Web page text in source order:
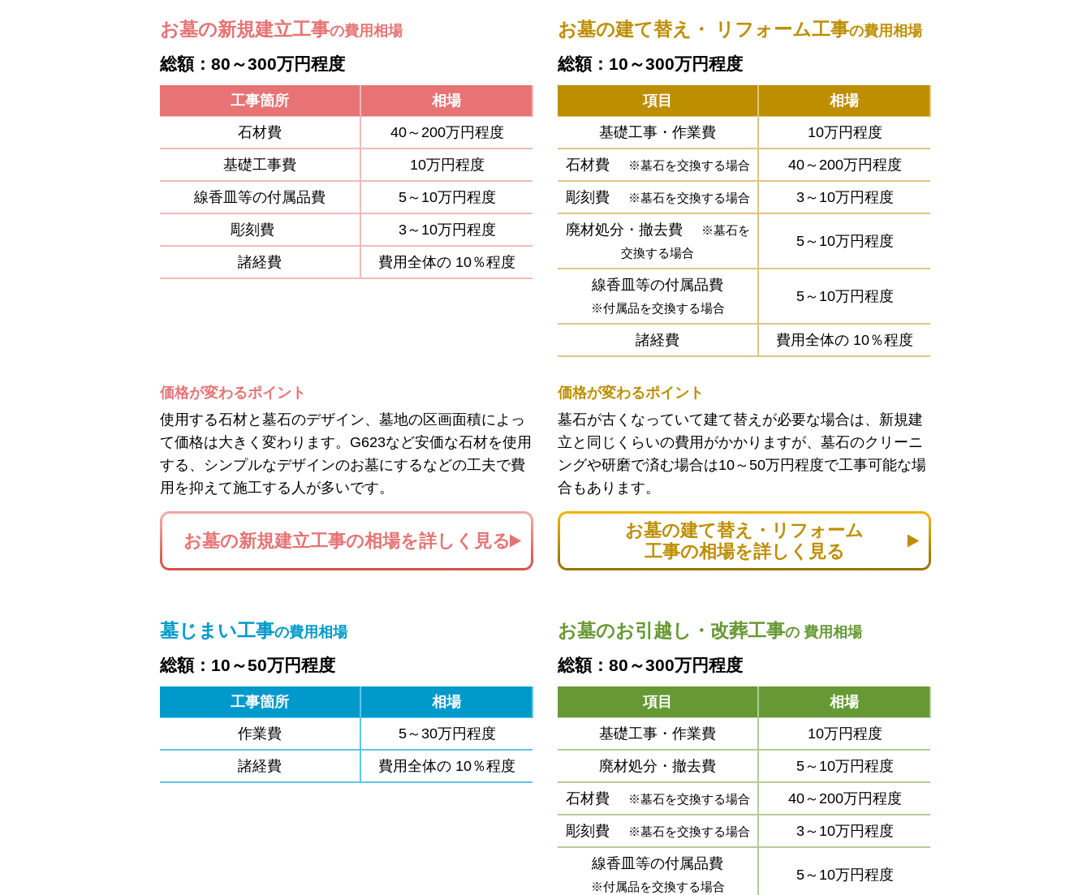
お墓の新規建立工事の費用相場
総額：80～300万円程度
工事箇所
相場
石材費
40～200万円程度
基礎工事費
10万円程度
線香皿等の付属品費
5～10万円程度
彫刻費
3～10万円程度
諸経費
費用全体の 10％程度
価格が変わるポイント
使用する石材と墓石のデザイン、墓地の区画面積によっ
て価格は大きく変わります。G623など安価な石材を使用
する、シンプルなデザインのお墓にするなどの工夫で費
用を抑えて施工する人が多いです。
お墓の新規建立工事の相場を詳しく見る
お墓の建て替え・ リフォーム工事の費用相場
総額：10～300万円程度
項目
相場
基礎工事・作業費
10万円程度
石材費
※墓石を交換する場合
40～200万円程度
彫刻費
※墓石を交換する場合
3～10万円程度
廃材処分・撤去費
※墓石を
交換する場合
5～10万円程度
線香皿等の付属品費
※付属品を交換する場合
5～10万円程度
諸経費 費用全体の 10％程度
価格が変わるポイント
墓石が古くなっていて建て替えが必要な場合は、新規建
立と同じくらいの費用がかかりますが、墓石のクリーニ
ングや研磨で済む場合は10～50万円程度で工事可能な場
合もあります。
お墓の建て替え・リフォーム
工事の相場を詳しく見る
墓じまい工事の費用相場
総額：10～50万円程度
工事箇所
相場
作業費
5～30万円程度
諸経費
費用全体の 10％程度
お墓のお引越し・改葬工事の 費用相場
総額：80～300万円程度
項目
相場
基礎工事・作業費
10万円程度
廃材処分・撤去費
5～10万円程度
石材費
※墓石を交換する場合
40～200万円程度
彫刻費
※墓石を交換する場合
3～10万円程度
線香皿等の付属品費
※付属品を交換する場合
5～10万円程度